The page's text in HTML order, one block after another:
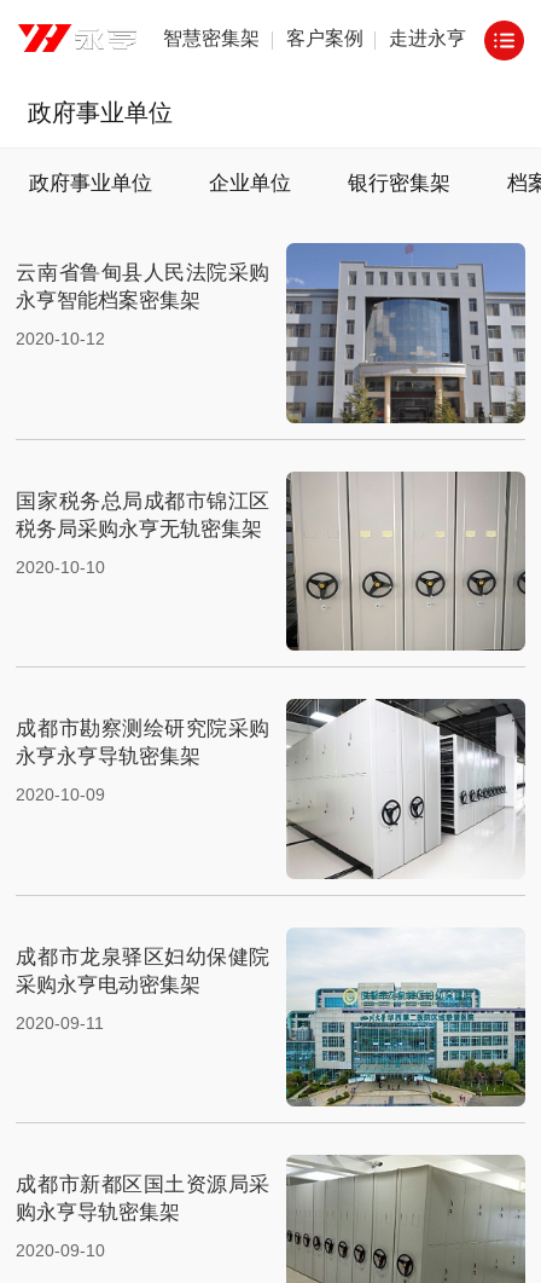
智慧密集架 客户案例 走进永亨
政府事业单位
政府事业单位 企业单位 银行密集架 档
云南省鲁甸县人民法院采购
永亨智能档案密集架
2020-10-12
国家税务总局成都市锦江区
税务局采购永亨无轨密集架
2020-10-10
成都市勘察测绘研究院采购
永亨永亨导轨密集架
2020-10-09
成都市龙泉驿区妇幼保健院
采购永亨电动密集架
2020-09-11
成都市新都区国土资源局采
购永亨导轨密集架
2020-09-10